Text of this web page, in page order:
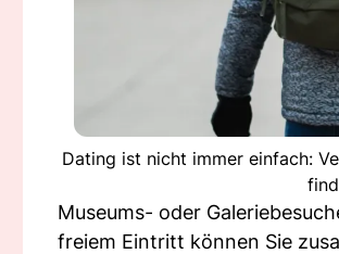
Dating ist nicht immer einfach:
Museums- oder
freiem Eintritt können Sie